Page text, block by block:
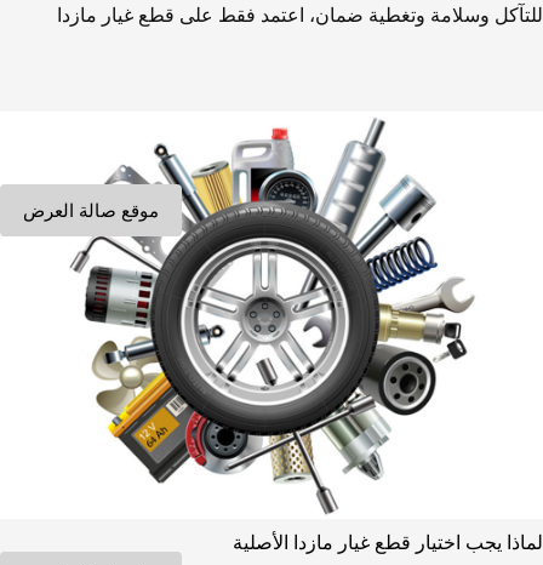
موقع صالة العرض
للتآكل وسلامة وتغطية ضمان، اعتمد فقط على قطع غيار مازدا
لماذا يجب اختيار قطع غيار مازدا الأصلية